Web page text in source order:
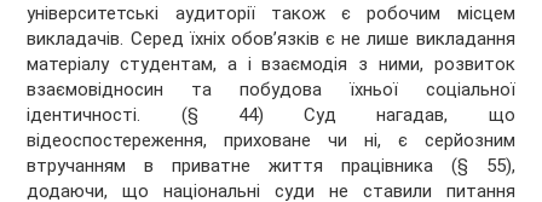
університетські аудиторії також є робочим місцем
викладачів. Серед їхніх обов’язків є не лише викладання
матеріалу студентам, а і взаємодія з ними, розвиток
взаємовідносин та побудова їхньої соціальної
ідентичності. (§ 44) Суд нагадав, що
відеоспостереження, приховане чи ні, є серйозним
втручанням в приватне життя працівника (§ 55),
додаючи, що національні суди не ставили питання